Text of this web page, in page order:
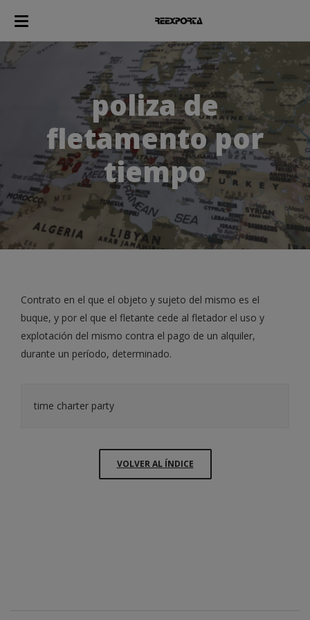
poliza de
fletamento por
tiempo
Contrato en el que el objeto y sujeto del mismo es el
buque, y por el que el fletante cede al fletador el uso y
explotación del mismo contra el pago de un alquiler,
durante un período, determinado.
time charter party
VOLVER AL ÍNDICE